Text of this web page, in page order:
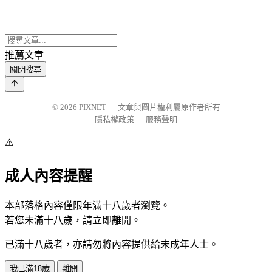
推薦文章
關閉搜尋
© 2026 PIXNET
文章與圖片權利屬原作者所有
隱私權政策
服務聲明
⚠️
成人內容提醒
本部落格內容僅限年滿十八歲者瀏覽。
若您未滿十八歲，請立即離開。
已滿十八歲者，亦請勿將內容提供給未成年人士。
我已滿18歲 離開